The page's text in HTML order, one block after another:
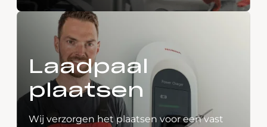
Laadpaal
plaatsen
Wij verzorgen het plaatsen voor een vast